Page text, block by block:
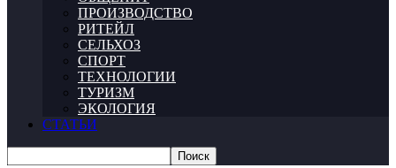
ПРОИЗВОДСТВО
РИТЕЙЛ
СЕЛЬХОЗ
СПОРТ
ТЕХНОЛОГИИ
ТУРИЗМ
ЭКОЛОГИЯ
СТАТЬИ